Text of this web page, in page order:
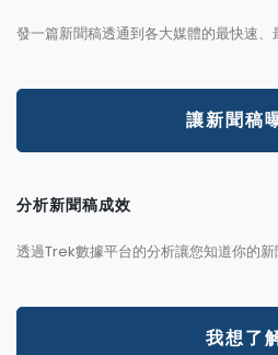
發一篇新聞稿透通到各大媒體的最快速、
讓新聞稿
分析新聞稿成效
透過Trek數據平台的分析讓您知道你的
我想了